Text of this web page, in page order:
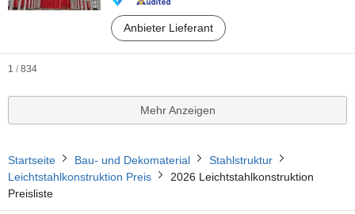
Anbieter Lieferant
1 / 834
Mehr Anzeigen
Startseite Bau- und Dekomaterial
Stahlstruktur
Leichtstahlkonstruktion Preis
2026 Leichtstahlkonstruktion
Preisliste